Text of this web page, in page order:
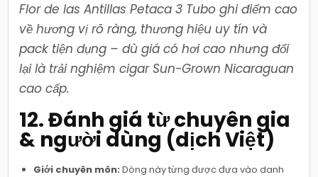
Flor de las Antillas Petaca 3 Tubo ghi điểm cao
về hương vị rõ ràng, thương hiệu uy tín và
pack tiện dụng – dù giá có hơi cao nhưng đổi
lại là trải nghiệm cigar Sun-Grown Nicaraguan
cao cấp.
12. Đánh giá từ chuyên gia
& người dùng (dịch Việt)
Giới chuyên môn: Dòng này từng được đưa vào danh